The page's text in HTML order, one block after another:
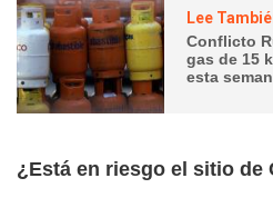
Lee
Conflicto
gas de 15
esta
¿Está en riesgo el sitio de